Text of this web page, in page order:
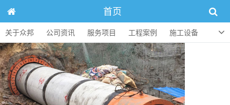
首页
关于众邦 公司资讯 服务项目 工程案例
施工设备
人才招聘
顶管知识 联系方式